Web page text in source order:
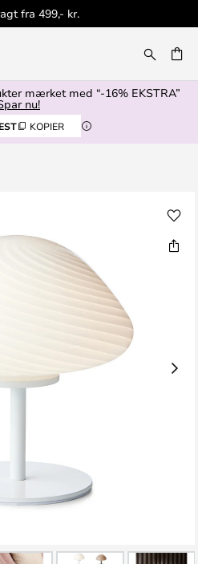
fra 499,- kr.
mærket med “-16% EKSTRA”
nu!
KOPIER